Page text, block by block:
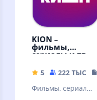
KION –
фильмы,
сериалы и тв
5 222 ТЫС
Фильмы, сериалы